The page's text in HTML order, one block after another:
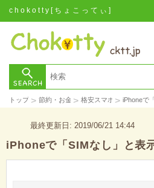
chokotty[ちょこってぃ]
トップ > 節約・お金 > 格安スマホ > iPhoneで
最終更新日: 2019/06/21 14:44
iPhoneで「SIMなし」と表